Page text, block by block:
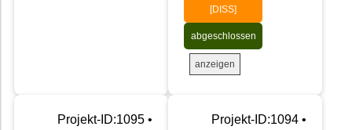
[DISS]
abgeschlossen
anzeigen
Projekt-ID:1095 •
Projekt-ID:1094 •